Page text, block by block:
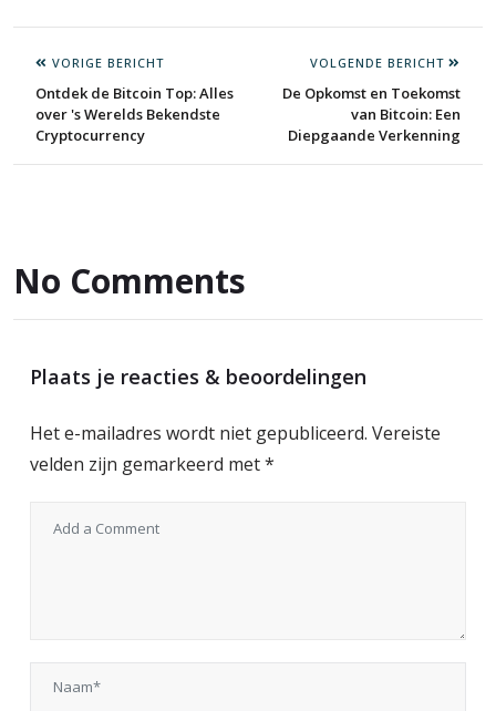
VORIGE BERICHT
Ontdek de Bitcoin Top: Alles
over 's Werelds Bekendste
Cryptocurrency
VOLGENDE BERICHT
De Opkomst en Toekomst
van Bitcoin: Een
Diepgaande Verkenning
No Comments
Plaats je reacties & beoordelingen
Het e-mailadres wordt niet gepubliceerd. Vereiste
velden zijn gemarkeerd met*